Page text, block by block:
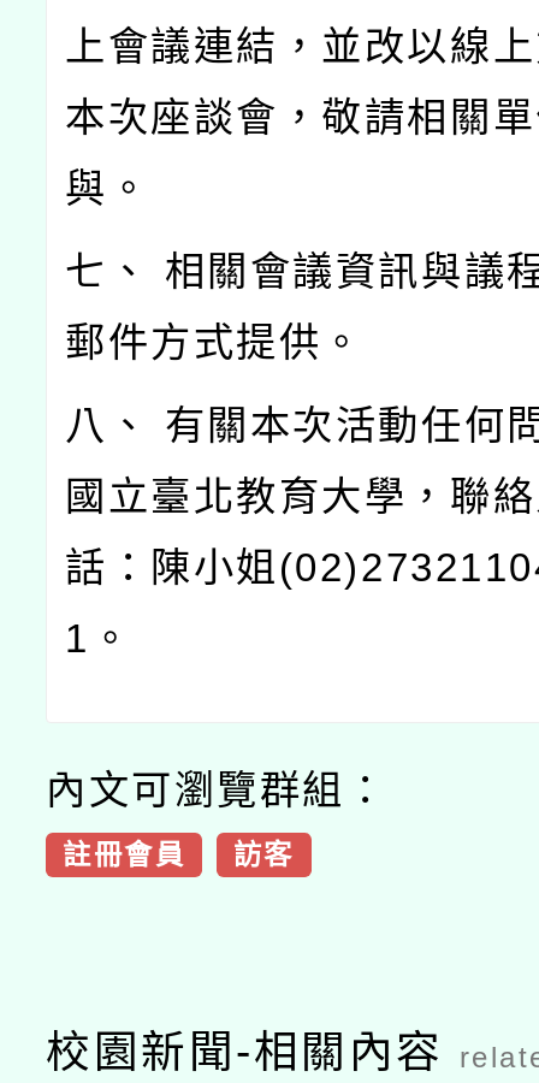
上會議連結，並改以線
本次座談會，敬請相關
與。
七、 相關會議資訊與議
郵件方式提供。
八、 有關本次活動任何
國立臺北教育大學，聯
話：陳小姐
1。
內文可瀏覽群組：
註冊會員 訪客
校園新聞-相關內容